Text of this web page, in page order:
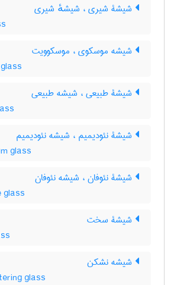
شیشۀ شیری ، شیشهٔ شیری
شیشه موسکوی ، موسکوویت
شیشۀ طبیعی ، شیشه طبیعی
شیشۀ نئودیمیم ، شیشه نئودیمیم
glass
شیشۀ نئوفان ، شیشه نئوفان
glass
شیشۀ سخت
شیشه نشکن
glass